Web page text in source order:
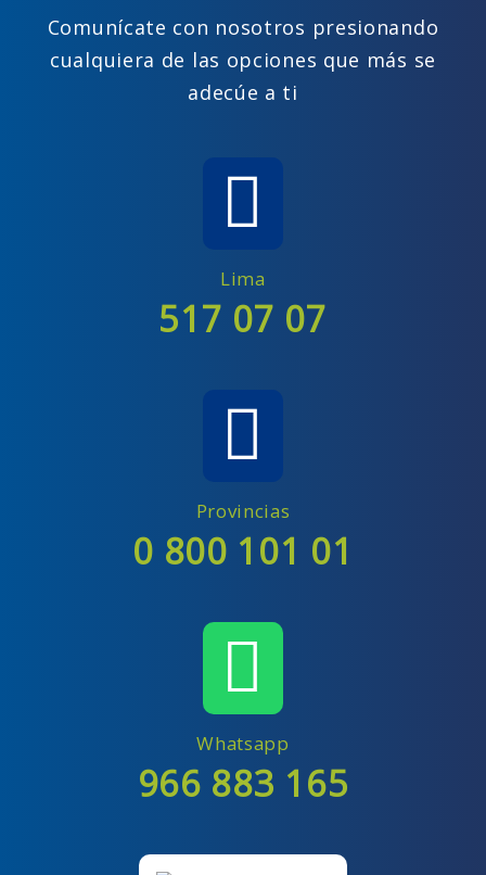
Comunícate con nosotros presionando
cualquiera de las opciones que más se
adecúe a ti
Lima
517 07 07
Provincias
0 800 101 01
Whatsapp
966 883 165